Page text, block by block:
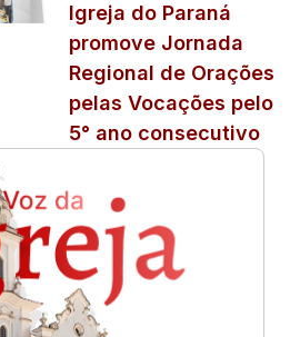
Igreja do Paraná
promove Jornada
Regional de Orações
pelas Vocações pelo
5° ano consecutivo